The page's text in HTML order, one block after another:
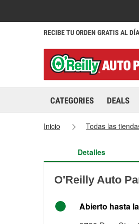
RECIBE TU ORDEN GRATIS AL
CATEGORIES DEALS
Inicio Todas las
Detalles
O'Reilly Auto
Abierto hasta